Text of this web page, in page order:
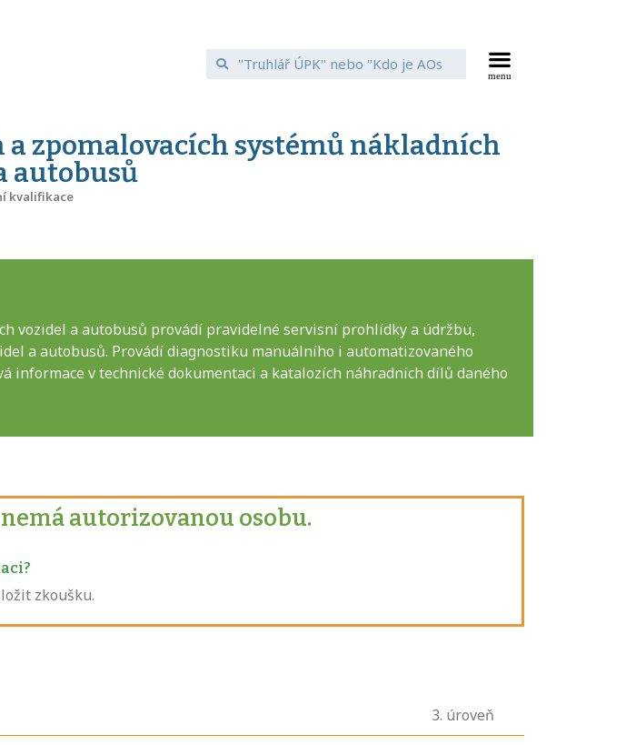
zpomalovacích systémů nákladních
autobusů
kvalifikace
vozidel a autobusů provádí pravidelné servisní prohlídky a údržbu,
a autobusů. Provádí diagnostiku manuálního i automatizovaného
informace v technické dokumentaci a katalozích náhradních dílů daného
autorizovanou osobu.
zkoušku.
3. úroveň